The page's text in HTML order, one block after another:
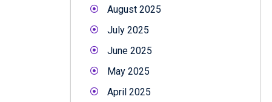
August 2025
July 2025
June 2025
May 2025
April 2025